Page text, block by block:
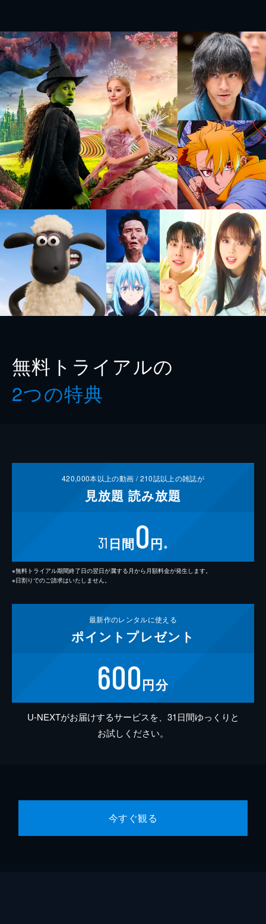
無料トライアルの
2つの特典
420,000本以上の動画 /210誌以上の雑誌が
見放題 読み放題
31 日間0円 ※
※無料トライアル期間終了日の翌日が属する月から月額料金が発生します。
※日割りでのご請求はいたしません。
最新作のレンタルに使える
ポイント プレゼント
600円分
U-NEXTがお届けするサービスを、31日間ゆっくりと
お試しください。
今すぐ観る